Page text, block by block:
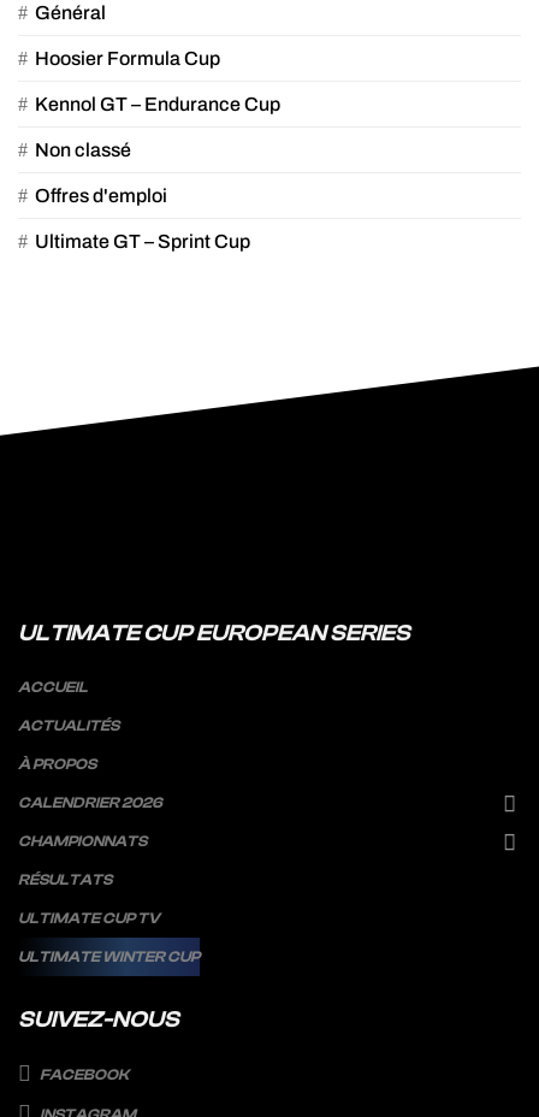
Général
Hoosier Formula Cup
Kennol GT – Endurance Cup
Non classé
Offres d'emploi
Ultimate GT – Sprint Cup
ULTIMATE CUP EUROPEAN SERIES
ACCUEIL
ACTUALITÉS
À PROPOS
CALENDRIER 2026
CHAMPIONNATS
RÉSULTATS
ULTIMATE CUP TV
ULTIMATE WINTER CUP
SUIVEZ-NOUS
FACEBOOK